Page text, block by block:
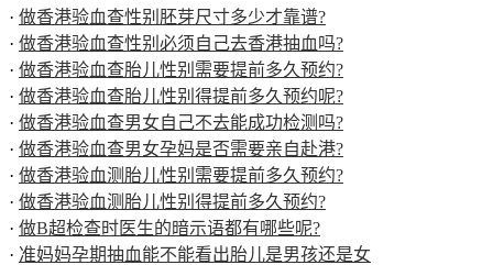
· 做香港验血查性别胚芽尺寸多少才靠谱?
· 做香港验血查性别必须自己去香港抽血吗?
· 做香港验血查胎儿性别需要提前多久预约?
· 做香港验血查胎儿性别得提前多久预约呢?
· 做香港验血查男女自己不去能成功检测吗?
· 做香港验血查男女孕妈是否需要亲自赴港?
· 做香港验血测胎儿性别需要提前多久预约?
· 做香港验血测胎儿性别得提前多久预约?
· 做B超检查时医生的暗示语都有哪些呢?
· 准妈妈孕期抽血能不能看出胎儿是男孩还是女